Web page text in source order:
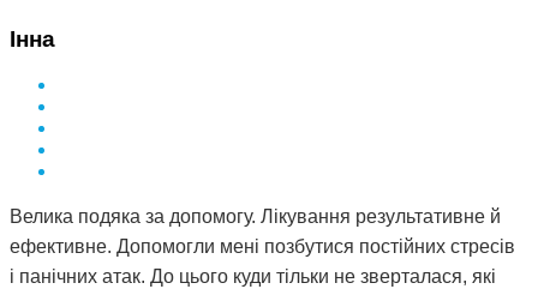
Інна
Велика подяка за допомогу. Лікування результативне й
ефективне. Допомогли мені позбутися постійних стресів
і панічних атак. До цього куди тільки не зверталася, які